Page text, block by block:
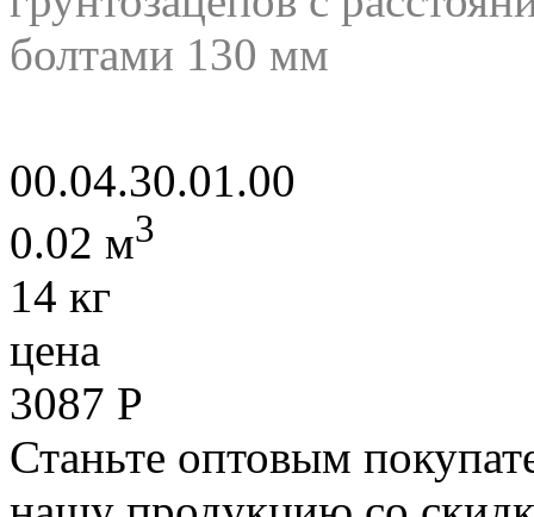
болтами 130 мм
00.04.30.01.00
0.02 м3
14 кг
цена
3087 Р
Станьте оптовым